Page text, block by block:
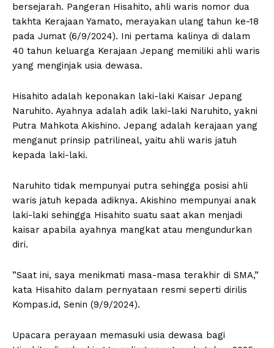
bersejarah. Pangeran Hisahito, ahli waris nomor dua
takhta Kerajaan Yamato, merayakan ulang tahun ke-18
pada Jumat (6/9/2024). Ini pertama kalinya di dalam
40 tahun keluarga Kerajaan Jepang memiliki ahli waris
yang menginjak usia dewasa.
Hisahito adalah keponakan laki-laki Kaisar Jepang
Naruhito. Ayahnya adalah adik laki-laki Naruhito, yakni
Putra Mahkota Akishino. Jepang adalah kerajaan yang
menganut prinsip patrilineal, yaitu ahli waris jatuh
kepada laki-laki.
Naruhito tidak mempunyai putra sehingga posisi ahli
waris jatuh kepada adiknya. Akishino mempunyai anak
laki-laki sehingga Hisahito suatu saat akan menjadi
kaisar apabila ayahnya mangkat atau mengundurkan
diri.
”Saat ini, saya menikmati masa-masa terakhir di SMA,”
kata Hisahito dalam pernyataan resmi seperti dirilis
Kompas.id, Senin (9/9/2024).
Upacara perayaan memasuki usia dewasa bagi